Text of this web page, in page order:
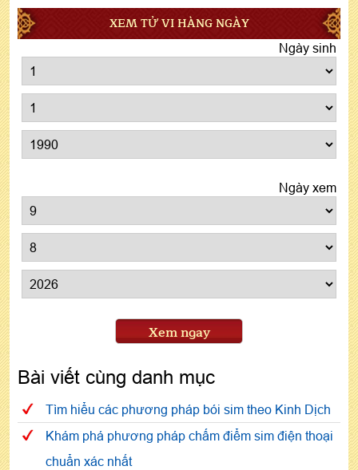
XEM TỬ VI HÀNG NGÀY
Ngày sinh
Ngày xem
Xem ngay
Bài viết cùng danh mục
Tìm hiểu các phương pháp bói sim theo Kinh Dịch
Khám phá phương pháp chấm điểm sim điện thoại
chuẩn xác nhất